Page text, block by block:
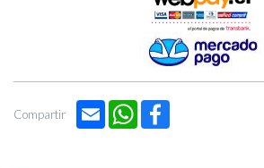
Compartir Email WhatsApp